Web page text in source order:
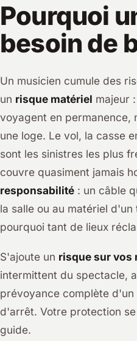
Pourquoi
besoin de
Un musicien cumule des
un risque matériel majeur
voyagent en permanence,
une loge. Le vol, la casse
sont les sinistres les plus
couvre quasiment jamais
responsabilité : un câble
la salle ou au matériel
pourquoi tant de lieux
S'ajoute un risque sur vos
intermittent du spectacle,
prévoyance complète
d'arrêt. Votre protection
guide.